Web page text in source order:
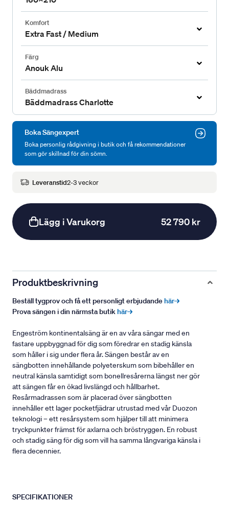
Komfort
Extra Fast / Medium
Färg
Anouk Alu
Bäddmadrass
Bäddmadrass Charlotte
Boka Sängexpert
Boka personlig rådgivning i butik och få rekommendationer
som gör skillnad för din sömn.
Leveranstid2-3 veckor
Lägg i Varukorg 52 790 kr
Produktbeskrivning
Beställ tygprov och få ett personligt erbjudandehär→
Prova sängen i din närmsta butikhär→
Engeström kontinentalsäng är en av våra sängar med en
fastare uppbyggnad för dig som föredrar en stadig känsla
som håller i sig under flera år. Sängen består av en
sängbotten innehållande polyeterskum som bibehåller en
neutral känsla samtidigt som bonellresårerna längst ner gör
att sängen får en ökad livslängd och hållbarhet.
Resårmadrassen som är placerad över sängbotten
innehåller ett lager pocketfjädrar utrustad med vår Duozon
teknologi – ett resårsystem som hjälper till att minimera
tryckpunkter främst för axlarna och bröstryggen. En robust
och stadig säng för dig som vill ha samma långvariga känsla i
flera decennier.
SPECIFIKATIONER